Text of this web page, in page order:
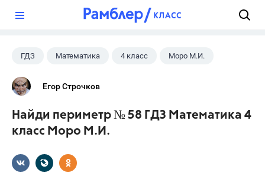
ГДЗ Математика 4 класс Моро М.И.
Егор Строчков
Найди периметр № 58 ГДЗ Математика 4
класс Моро М.И.